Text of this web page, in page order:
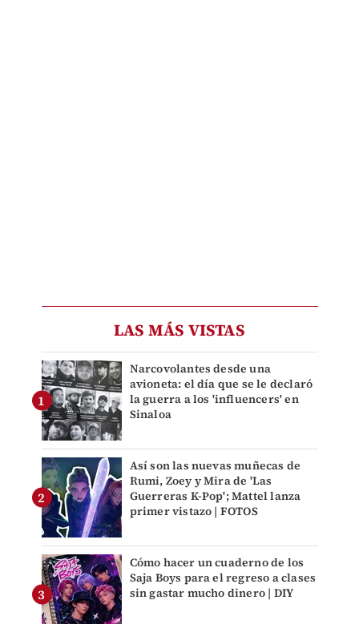
LAS MÁS VISTAS
Narcovolantes desde una
avioneta: el día que se le declaró
la guerra a los 'influencers' en
Sinaloa
Así son las nuevas muñecas de
Rumi, Zoey y Mira de 'Las
Guerreras K-Pop'; Mattel lanza
primer vistazo | FOTOS
Cómo hacer un cuaderno de los
Saja Boys para el regreso a clases
sin gastar mucho dinero | DIY